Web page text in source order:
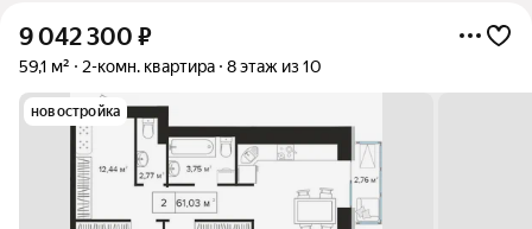
9 042 300 ₽
59,1 м² 2-комн. квартира 8 этаж из 10
новостройка